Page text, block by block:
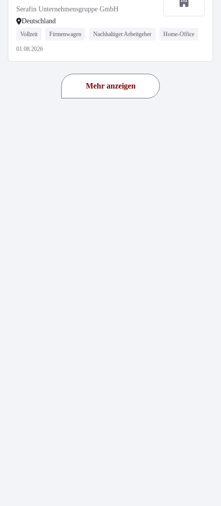
Serafin Unternehmensgruppe GmbH
Deutschland
Vollzeit Firmenwagen Nachhaltiger Arbeitgeber Home-Office
01.08.2026
Mehr anzeigen